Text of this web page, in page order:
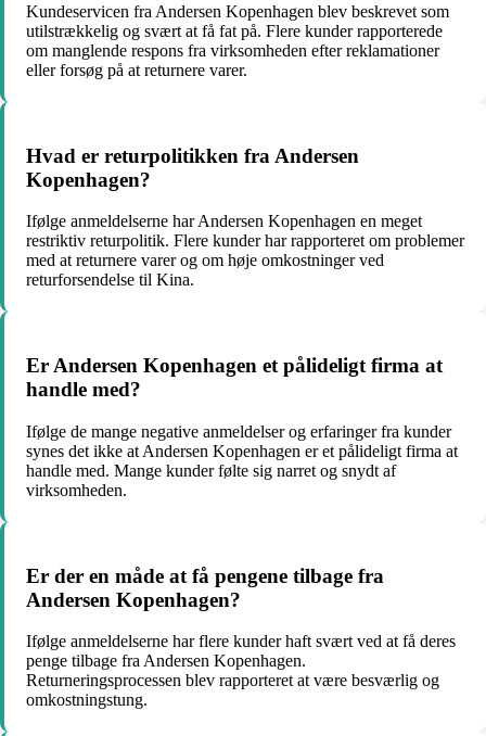
Kundeservicen fra Andersen Kopenhagen blev beskrevet som
utilstrækkelig og svært at få fat på. Flere kunder rapporterede
om manglende respons fra virksomheden efter reklamationer
eller forsøg på at returnere varer.
Hvad er returpolitikken fra Andersen
Kopenhagen?
Ifølge anmeldelserne har Andersen Kopenhagen en meget
restriktiv returpolitik. Flere kunder har rapporteret om problemer
med at returnere varer og om høje omkostninger ved
returforsendelse til Kina.
Er Andersen Kopenhagen et pålideligt firma at
handle med?
Ifølge de mange negative anmeldelser og erfaringer fra kunder
synes det ikke at Andersen Kopenhagen er et pålideligt firma at
handle med. Mange kunder følte sig narret og snydt af
virksomheden.
Er der en måde at få pengene tilbage fra
Andersen Kopenhagen?
Ifølge anmeldelserne har flere kunder haft svært ved at få deres
penge tilbage fra Andersen Kopenhagen.
Returneringsprocessen blev rapporteret at være besværlig og
omkostningstung.